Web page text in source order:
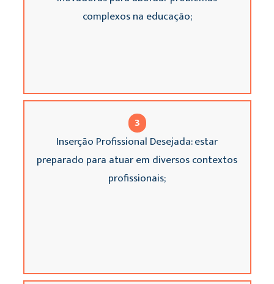
complexos na educação;
3
Inserção Profissional Desejada: estar
preparado para atuar em diversos contextos
profissionais;